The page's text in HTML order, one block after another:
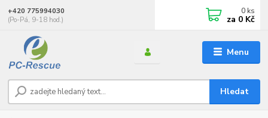
Menu
Hledat
+420 775994030
(Po-Pá, 9-18 hod.)
0 ks
za 0 Kč